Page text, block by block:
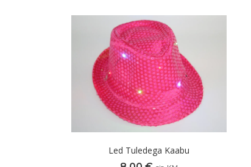
Led Tuledega Kaabu